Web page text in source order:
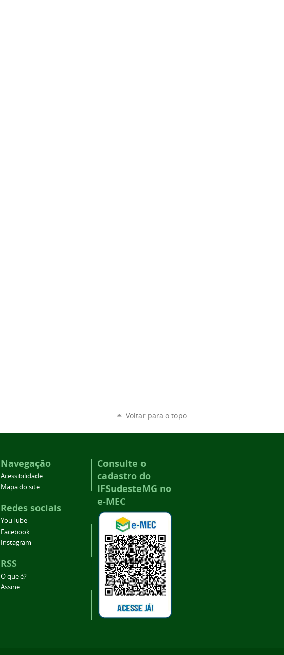
Voltar para o topo
Navegação
Acessibilidade
Mapa do site
Redes sociais
YouTube
Facebook
Instagram
RSS
O que é?
Assine
Consulte o
cadastro do
IFSudesteMG no
e-MEC